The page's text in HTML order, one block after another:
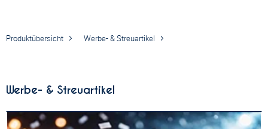
Produktübersicht Werbe- & Streuartikel
Werbe- & Streuartikel